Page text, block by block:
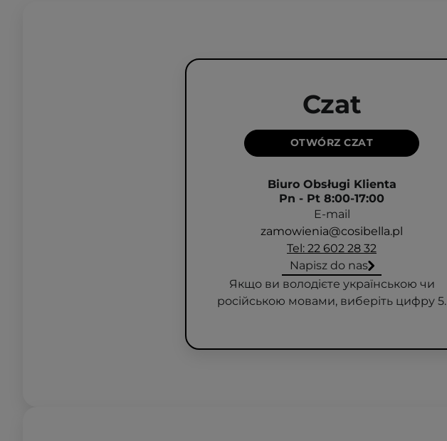
Czat
OTWÓRZ CZAT
Biuro Obsługi Klienta
Pn - Pt 8:00-17:00
E-mail
zamowienia@cosibella.pl
Tel: 22 602 28 32
Napisz do nas
Якщо ви володієте українською чи
російською мовами, виберіть цифру 5.